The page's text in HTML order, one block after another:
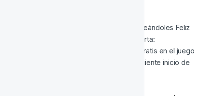
- Enviar a los jugadores un email deseándoles Feliz
Viernes e incluyendo la siguiente oferta:
- Acreditar a los jugadores 5 Giros Gratis en el juego
Gonzo's Quest Megaways en el siguiente inicio de